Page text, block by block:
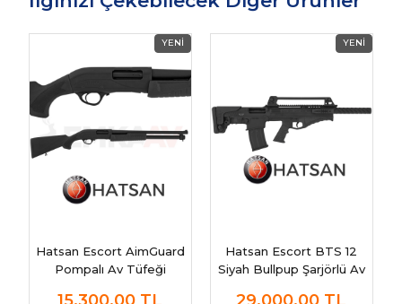
Hatsan Escort AimGuard
Pompalı Av Tüfeği
Hatsan Escort BTS 12
Siyah Bullpup Şarjörlü Av